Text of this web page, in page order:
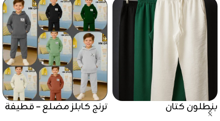
بنطلون كتان
ترنج كابلز مضلع – قطيفة